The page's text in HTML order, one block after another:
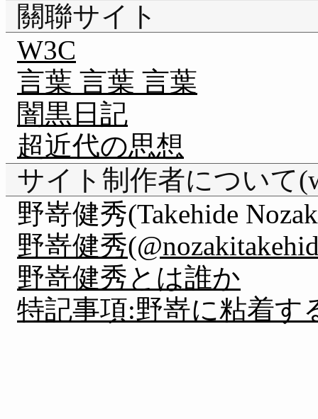
關聯サイト
W3C
言葉 言葉 言葉
闇黒日記
超近代の思想
サイト制作者について
野嵜健秀(Takehide
野嵜健秀
野嵜健秀とは誰か
特記事項:野嵜に粘着